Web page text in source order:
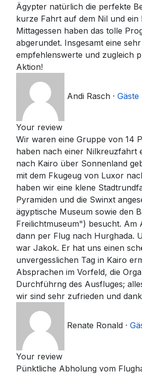
Ägypter natürlich die perfekte
kurze Fahrt auf dem Nil und ein
Mittagessen haben das tolle
abgerundet. Insgesamt eine sehr
empfehlenswerte und zugleich
Aktion!
Andi Rasch ·
Your review
Wir waren eine Gruppe von 14
haben nach einer Nilkreuzfahrt
nach Kairo über Sonnenland
mit dem Fkugeug von Luxor
haben wir eine klene
Pyramiden und die Swinxt
ägyptische Museum sowie den
Freilichtmuseum") besucht. Am
dann per Flug nach Hurghada.
war Jakok. Er hat uns einen
unvergesslichen Tag in Kairo
Absprachen im Vorfeld, die
Durchführng des Ausfluges;
wir sind sehr zufrieden und
Renate Ronald ·
Your review
Pünktliche Abholung vom